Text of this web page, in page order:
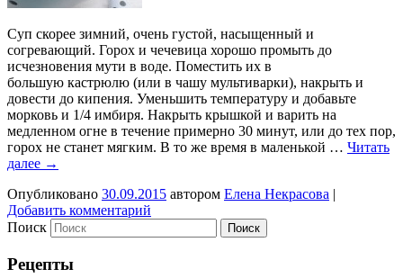
Суп скорее зимний, очень густой, насыщенный и
согревающий. Горох и чечевица хорошо промыть до
исчезновения мути в воде. Поместить их в
большую кастрюлю (или в чашу мультиварки), накрыть и
довести до кипения. Уменьшить температуру и добавьте
морковь и 1/4 имбиря. Накрыть крышкой и варить на
медленном огне в течение примерно 30 минут, или до тех пор,
горох не станет мягким. В то же время в маленькой … Читать
далее →
Опубликовано 30.09.2015 автором Елена Некрасова |
Добавить комментарий
Поиск
Рецепты